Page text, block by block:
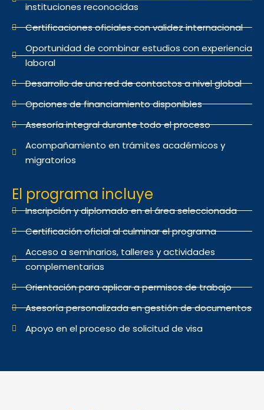
instituciones reconocidas
Certificaciones oficiales con validez internacional
Oportunidad de combinar estudios con experiencia
laboral
Desarrollo de una red de contactos a nivel global
Opciones de financiamiento disponibles
Asesoría integral durante todo el proceso
Acompañamiento en trámites académicos y
migratorios
El programa incluye
Inscripción y diplomado en el área seleccionada
Certificación oficial al culminar el programa
Acceso a seminarios, talleres y actividades
complementarias
Orientación para aplicar a permisos de trabajo
Asesoría personalizada en gestión de documentos
Apoyo en el proceso de solicitud de visa